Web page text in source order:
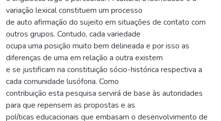
variação lexical constituem um processo
de auto afirmação do sujeito em situações de contato com
outros grupos. Contudo, cada variedade
ocupa uma posição muito bem delineada e por isso as
diferenças de uma em relação a outra existem
e se justificam na constituição sócio-histórica respectiva a
cada comunidade lusófona. Como
contribuição esta pesquisa servirá de base às autoridades
para que repensem as propostas e as
políticas educacionais que embasam o desenvolvimento de